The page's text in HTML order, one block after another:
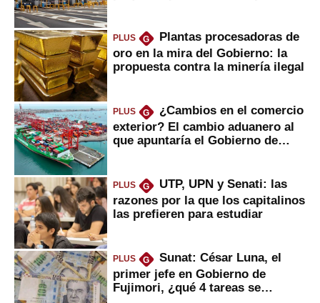
PLUS G
Plantas procesadoras de
oro en la mira del Gobierno: la
propuesta contra la minería ilegal
PLUS G
¿Cambios en el comercio
exterior? El cambio aduanero al
que apuntaría el Gobierno de
PLUS G
UTP, UPN y Senati: las
razones por la que los capitalinos
las prefieren para estudiar
PLUS G
Sunat: César Luna, el
primer jefe en Gobierno de
Fujimori, ¿qué 4 tareas se